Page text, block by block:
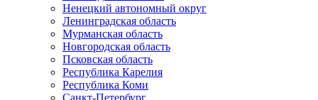
Ненецкий автономный округ
Ленинградская область
Мурманская область
Новгородская область
Псковская область
Республика Карелия
Республика Коми
Санкт-Петербург